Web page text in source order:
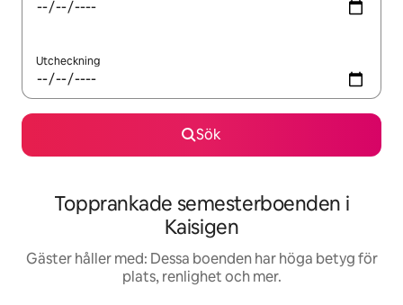
Utcheckning
Sök
Topprankade semesterboenden i
Kaisigen
Gäster håller med: Dessa boenden har höga betyg för
plats, renlighet och mer.